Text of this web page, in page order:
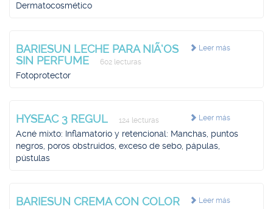
Dermatocosmético
Leer más
BARIESUN LECHE PARA NIÃ‘OS
SIN PERFUME
602 lecturas
Fotoprotector
Leer más
HYSEAC 3 REGUL 124 lecturas
Acné mixto: Inflamatorio y retencional: Manchas, puntos
negros, poros obstruidos, exceso de sebo, pápulas,
pústulas
Leer más
BARIESUN CREMA CON COLOR